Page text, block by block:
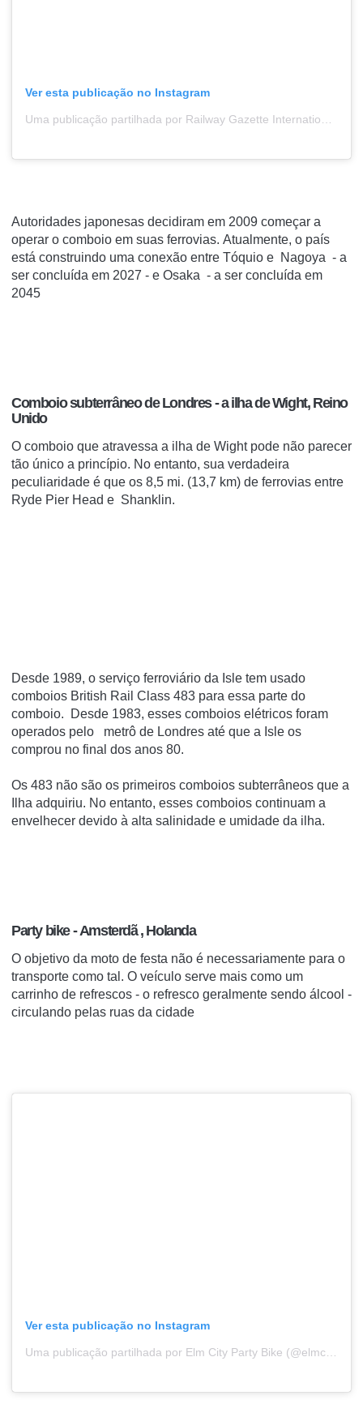
Ver esta publicação no Instagram
Autoridades japonesas decidiram em 2009 começar a
operar o comboio em suas ferrovias. Atualmente, o país
está construindo uma conexão entre Tóquio e Nagoya - a
ser concluída em 2027 - e Osaka - a ser concluída em
2045
Comboio subterrâneo de Londres - a ilha de Wight, Reino
Unido
O comboio que atravessa a ilha de Wightpode não parecer
tão único a princípio. No entanto, sua verdadeira
peculiaridade é que os 8,5 mi. (13,7 km) de ferrovias entre
Ryde Pier Head e Shanklin.
Desde 1989, o serviço ferroviário da Isle tem usado
comboios British Rail Class 483 para essa parte do
comboio.
Desde 1983, esses comboios elétricos foram
operados pelo
metrô de Londres até que a Isle os
comprou no final dos anos 80.
Os 483 não são os primeiros comboios subterrâneos que a
Ilha adquiriu. No entanto, esses comboios continuam a
envelhecer devido à alta salinidade e umidade da ilha.
Party bike -Amsterdã, Holanda
O objetivo da moto de festa não é necessariamente para o
transporte como tal. O veículo serve mais como um
carrinho de refrescos - o refresco geralmente sendo álcool -
circulando pelas ruas da cidade
Ver esta publicação no Instagram